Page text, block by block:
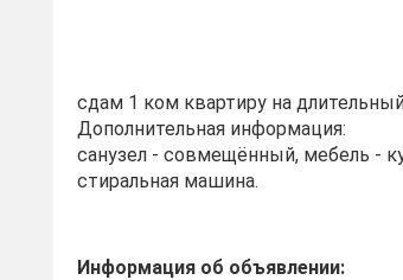
сдам 1 ком квартиру на
Дополнительная информация:
санузел - совмещённый, мебель -
стиральная машина.
Информация об объявлении: